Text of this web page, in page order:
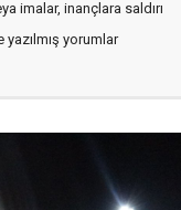
imalar, inançlara saldırı
yorumlar